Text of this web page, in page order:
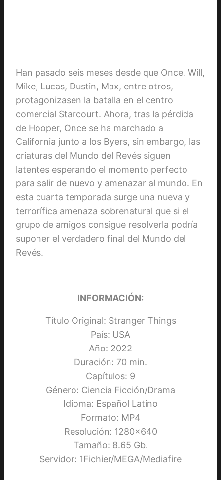
Han pasado seis meses desde que Once, Will,
Mike, Lucas, Dustin, Max, entre otros,
protagonizasen la batalla en el centro
comercial Starcourt. Ahora, tras la pérdida
de Hooper, Once se ha marchado a
California junto a los Byers, sin embargo, las
criaturas del Mundo del Revés siguen
latentes esperando el momento perfecto
para salir de nuevo y amenazar al mundo. En
esta cuarta temporada surge una nueva y
terrorífica amenaza sobrenatural que si el
grupo de amigos consigue resolverla podría
suponer el verdadero final del Mundo del
Revés.
INFORMACIÓN:
Título Original: Stranger Things
País: USA
Año: 2022
Duración: 70 min.
Capítulos: 9
Género: Ciencia Ficción/Drama
Idioma: Español Latino
Formato: MP4
Resolución: 1280×640
Tamaño: 8.65 Gb.
Servidor: 1Fichier/MEGA/Mediafire